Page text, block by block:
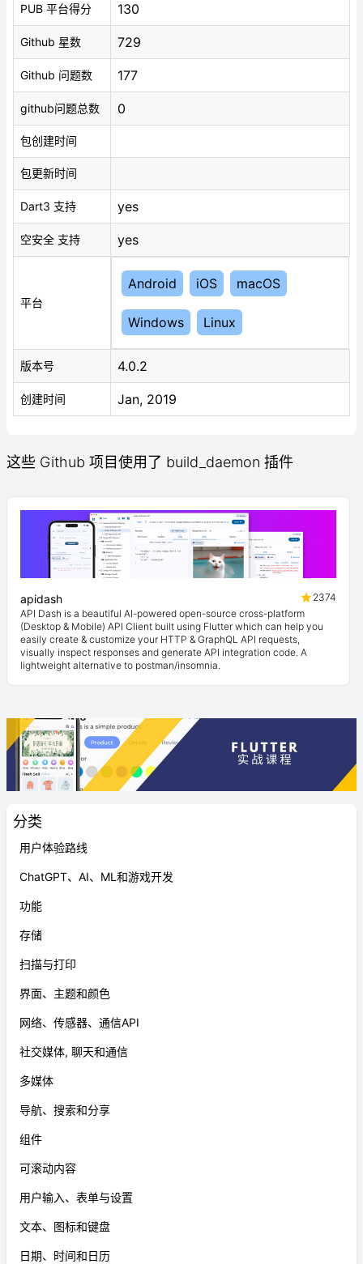
分类
用户体验路线
ChatGPT、AI、ML和游戏开发
功能
存储
扫描与打印
界面、主题和颜色
网络、传感器、通信API
社交媒体, 聊天和通信
多媒体
导航、搜索和分享
组件
可滚动内容
用户输入、表单与设置
文本、图标和键盘
日期、时间和日历
PUB 平台得分 130
Github 星数 729
Github 问题数 177
github问题总数 0
包创建时间
包更新时间
Dart3 支持 yes
空安全 支持 yes
平台
Android iOS macOS
Windows Linux
版本号 4.0.2
创建时间 Jan, 2019
这些 Github 项目使用了 build_daemon 插件
apidash
2374
API Dash is a beautiful AI-powered open-source cross-platform
(Desktop & Mobile) API Client built using Flutter which can help you
easily create & customize your HTTP & GraphQL API requests,
visually inspect responses and generate API integration code. A
lightweight alternative to postman/insomnia.